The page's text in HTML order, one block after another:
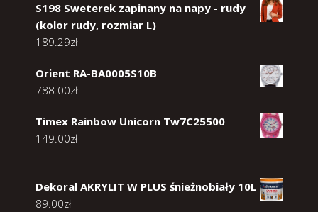
S198 Sweterek zapinany na napy - rudy
(kolor rudy, rozmiar L)
189.29zł
Orient RA-BA0005S10B
788.00zł
Timex Rainbow Unicorn Tw7C25500
149.00zł
Dekoral AKRYLIT W PLUS śnieżnobiały 10L
89.00zł